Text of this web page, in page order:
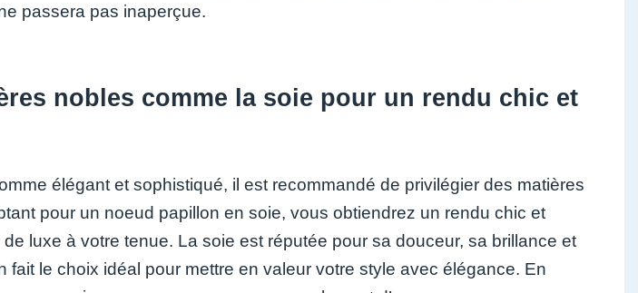
passera pas inaperçue.
nobles comme la soie pour un rendu chic et
élégant et sophistiqué, il est recommandé de privilégier des matières
pour un noeud papillon en soie, vous obtiendrez un rendu chic et
luxe à votre tenue. La soie est réputée pour sa douceur, sa brillance et
fait le choix idéal pour mettre en valeur votre style avec élégance. En